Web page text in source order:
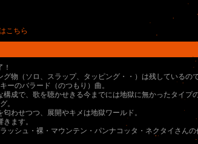
こちら
グ物（ソロ、スラップ、タッピング・・）は残しているの
ーのバラード（のつもり）曲。
構成で、歌を聴かせきる今までには地獄に無かったタイプ
。
匂わせつつ、展開やキメは地獄ワールド。
ます。
ッシュ・裸・マウンテン・パンナコッタ・ネクタイさんの